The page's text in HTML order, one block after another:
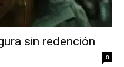
sin redención
0